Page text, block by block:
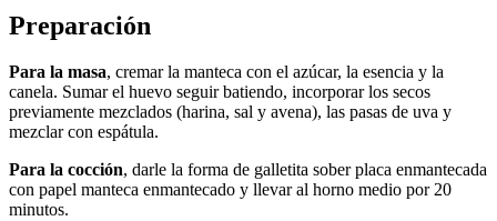
Preparación
Para la masa, cremar la manteca con el azúcar, la esencia y la
canela. Sumar el huevo seguir batiendo, incorporar los secos
previamente mezclados (harina, sal y avena), las pasas de uva y
mezclar con espátula.
Para la cocción, darle la forma de galletita sober placa enmantecada
con papel manteca enmantecado y llevar al horno medio por 20
minutos.